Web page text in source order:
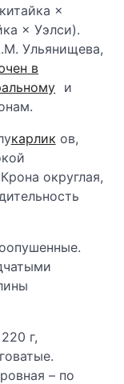
×
× Уэлси).
Ульянищева,
в
и
карлик ов,
округлая,
г,
– по